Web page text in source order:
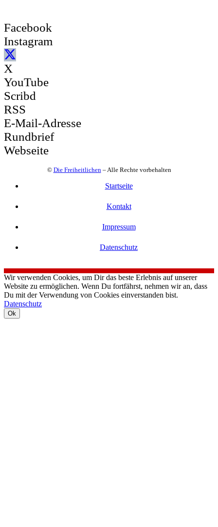
Facebook
Instagram
X
YouTube
Scribd
RSS
E-Mail-Adresse
Rundbrief
Webseite
© Die Freiheitlichen– Alle Rechte vorbehalten
Startseite
Kontakt
Impressum
Datenschutz
Wir verwenden Cookies, um Dir das beste Erlebnis auf unserer
Website zu ermöglichen. Wenn Du fortfährst, nehmen wir an, dass
Du mit der Verwendung von Cookies einverstanden bist.
Datenschutz
Ok